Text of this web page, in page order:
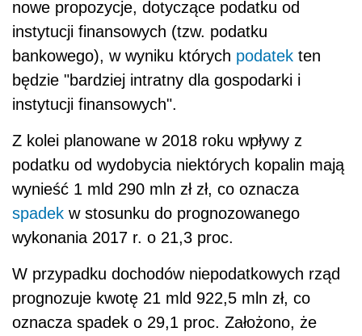
nowe propozycje, dotyczące podatku od
instytucji finansowych (tzw. podatku
bankowego), w wyniku których podatek ten
będzie "bardziej intratny dla gospodarki i
instytucji finansowych".
Z kolei planowane w 2018 roku wpływy z
podatku od wydobycia niektórych kopalin mają
wynieść 1 mld 290 mln zł zł, co oznacza
spadek w stosunku do prognozowanego
wykonania 2017 r. o 21,3 proc.
W przypadku dochodów niepodatkowych rząd
prognozuje kwotę 21 mld 922,5 mln zł, co
oznacza spadek o 29,1 proc. Założono, że